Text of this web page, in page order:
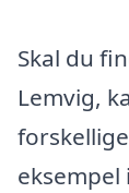
Skal du
Lemvig,
eksempel